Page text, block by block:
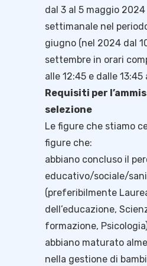
dal 3 al 5 maggio 2024
settimanale nel
giugno (nel 2024 dal
settembre in orari
alle 12:45 e dalle 13:45
Requisiti per
selezione
Le figure che stiamo
figure che:
abbiano concluso il
educativo/sociale/
(preferibilmente
dell’educazione,
formazione,
abbiano maturato
nella gestione di